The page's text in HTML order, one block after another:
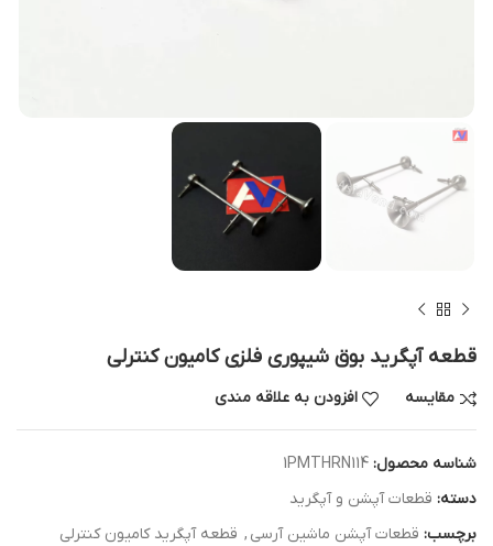
قطعه آپگرید بوق شیپوری فلزی کامیون کنترلی
مقایسه افزودن به علاقه مندی
شناسه محصول: 1PMTHRN114
دسته: قطعات آپشن و آپگرید
برچسب: قطعات آپشن ماشین آرسی , قطعه آپگرید کامیون کنترلی